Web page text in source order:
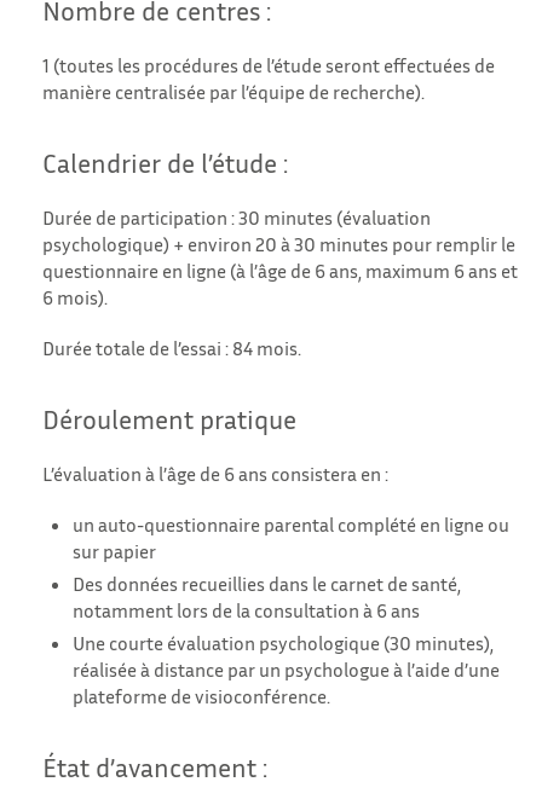
Nombre de centres :
1 (toutes les procédures de l’étude seront effectuées de
manière centralisée par l’équipe de recherche).
Calendrier de l’étude :
Durée de participation : 30 minutes (évaluation
psychologique) + environ 20 à 30 minutes pour remplir le
questionnaire en ligne (à l’âge de 6 ans, maximum 6 ans et
6 mois).
Durée totale de l’essai : 84 mois.
Déroulement pratique
L’évaluation à l’âge de 6 ans consistera en :
un auto-questionnaire parental complété en ligne ou
sur papier
Des données recueillies dans le carnet de santé,
notamment lors de la consultation à 6 ans
Une courte évaluation psychologique (30 minutes),
réalisée à distance par un psychologue à l’aide d’une
plateforme de visioconférence.
État d’avancement :